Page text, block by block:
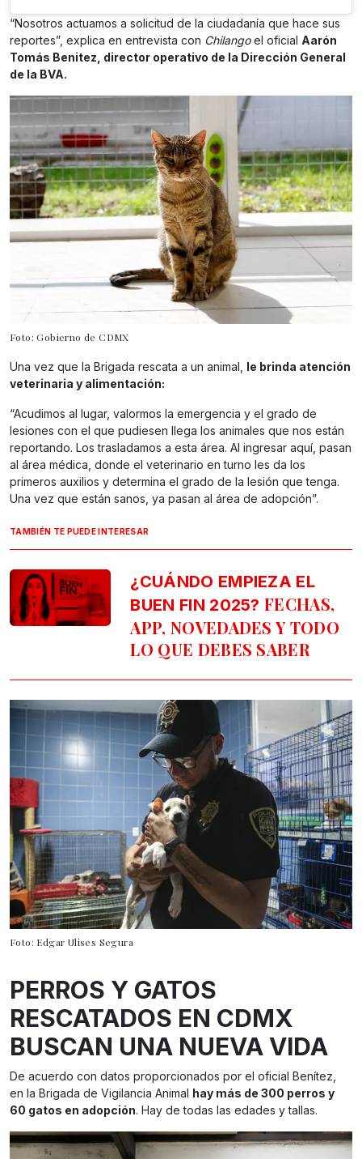
“Nosotros actuamos a solicitud de la ciudadanía que hace sus
reportes”, explica en entrevista con Chilangoel oficial Aarón
Tomás Benitez, director operativo de la Dirección General
de la BVA.
Foto: Gobierno de CDMX
Una vez que la Brigada rescata a un animal, le brinda atención
veterinaria y alimentación:
“Acudimos al lugar, valormos la emergencia y el grado de
lesiones con el que pudiesen llega los animales que nos están
reportando. Los trasladamos a esta área. Al ingresar aquí, pasan
al área médica, donde el veterinario en turno les da los
primeros auxilios y determina el grado de la lesión que tenga.
Una vez que están sanos, ya pasan al área de adopción”.
TAMBIÉN TE PUEDE INTERESAR
¿CUÁNDO EMPIEZA EL
BUEN FIN 2025? FECHAS,
APP, NOVEDADES Y TODO
LO QUE DEBES SABER
Foto: Edgar Ulises Segura
PERROS Y GATOS
RESCATADOS EN CDMX
BUSCAN UNA NUEVA VIDA
De acuerdo con datos proporcionados por el oficial Benítez,
en la Brigada de Vigilancia Animal hay más de 300 perros y
60 gatos en adopción. Hay de todas las edades y tallas.